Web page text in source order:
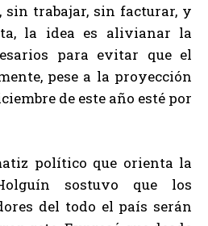
sin trabajar, sin facturar, y
la idea es alivianar la
para evitar que el
pese a la proyección
de este año esté por
político que orienta la
sostuvo que los
del todo el país serán